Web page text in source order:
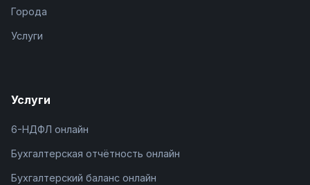
Города
Услуги
Услуги
6-НДФЛ онлайн
Бухгалтерская отчётность онлайн
Бухгалтерский баланс онлайн